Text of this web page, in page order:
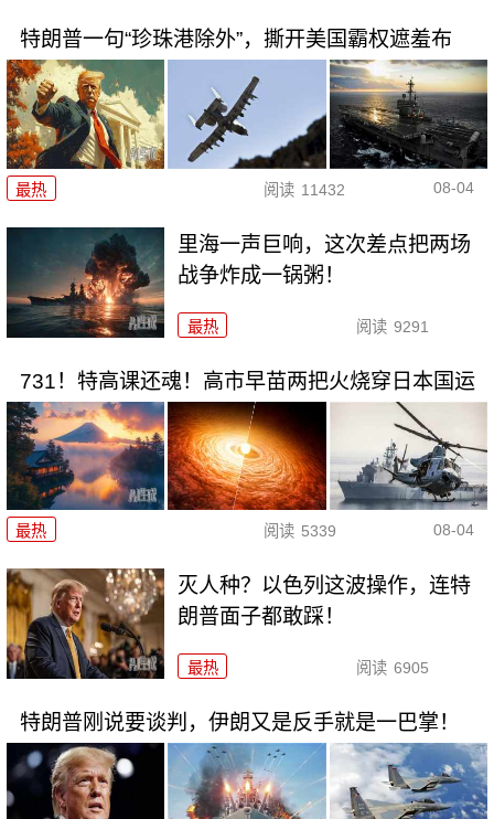
特朗普一句“珍珠港除外”，撕开美国霸权遮羞布
最热 阅读 11432 08-04
里海一声巨响，这次差点把两场
战争炸成一锅粥！
最热 阅读 9291
731！特高课还魂！高市早苗两把火烧穿日本国运
最热 阅读 5339 08-04
灭人种？以色列这波操作，连特
朗普面子都敢踩！
最热 阅读 6905
特朗普刚说要谈判，伊朗又是反手就是一巴掌！